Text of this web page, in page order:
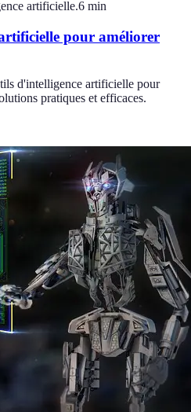
artificielle.6 min
pour améliorer
d'intelligence artificielle pour
pratiques et efficaces.